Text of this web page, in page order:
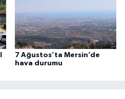
7 Ağustos’ta Mersin’de
hava durumu